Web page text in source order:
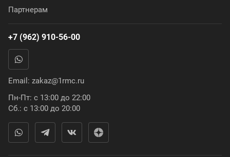
Партнерам
+7 (962) 910-56-00
Email: zakaz@1rmc.ru
Пн-Пт: с 13:00 до 22:00
Сб.: с 13:00 до 20:00